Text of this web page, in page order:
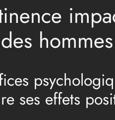
ses effets